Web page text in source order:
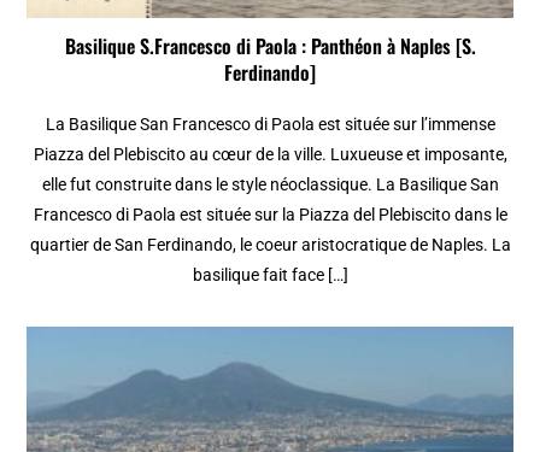
Basilique S.Francesco di Paola : Panthéon à Naples [S.
Ferdinando]
La Basilique San Francesco di Paola est située sur l’immense
Piazza del Plebiscito au cœur de la ville. Luxueuse et imposante,
elle fut construite dans le style néoclassique. La Basilique San
Francesco di Paola est située sur la Piazza del Plebiscito dans le
quartier de San Ferdinando, le coeur aristocratique de Naples. La
basilique fait face […]